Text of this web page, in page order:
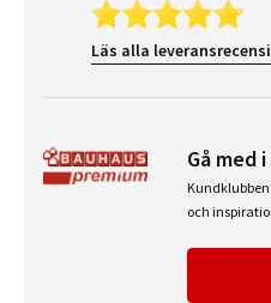
Läs alla
Gå med
och